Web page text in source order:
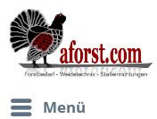
Menü